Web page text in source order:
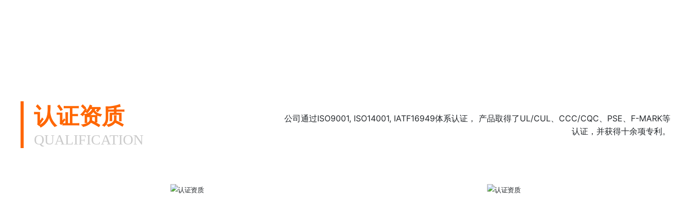
认证资质
QUALIFICATION
公司通过ISO9001, ISO14001, IATF16949体系认证， 产品取得了UL/CUL、CCC/CQC、PSE、F-MARK等
认证，并获得十余项专利。